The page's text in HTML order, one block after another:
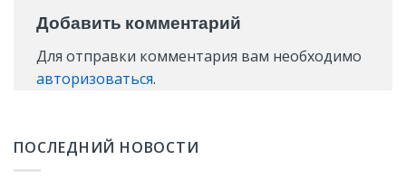
Добавить комментарий
Для отправки комментария вам необходимо
авторизоваться.
ПОСЛЕДНИЙ НОВОСТИ